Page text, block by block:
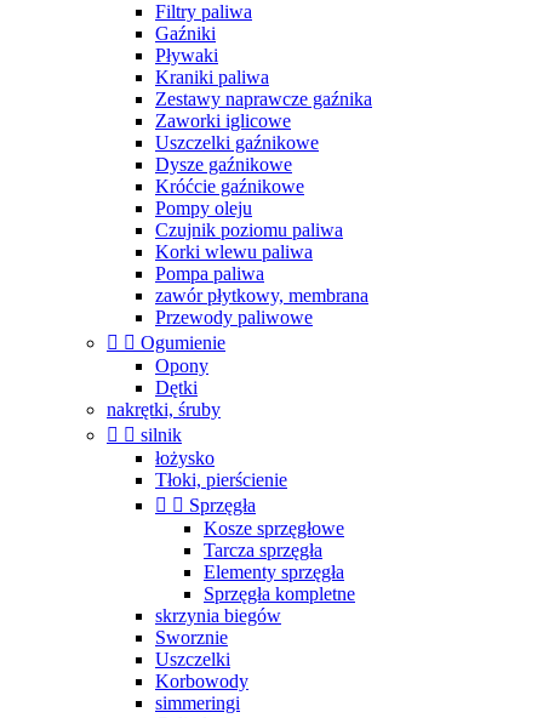
Filtry paliwa
Gaźniki
Pływaki
Kraniki paliwa
Zestawy naprawcze gaźnika
Zaworki iglicowe
Uszczelki gaźnikowe
Dysze gaźnikowe
Króćcie gaźnikowe
Pompy oleju
Czujnik poziomu paliwa
Korki wlewu paliwa
Pompa paliwa
zawór płytkowy, membrana
Przewody paliwowe
  Ogumienie
Opony
Dętki
nakrętki, śruby
  silnik
łożysko
Tłoki, pierścienie
  Sprzęgła
Kosze sprzęgłowe
Tarcza sprzęgła
Elementy sprzęgła
Sprzęgła kompletne
skrzynia biegów
Sworznie
Uszczelki
Korbowody
simmeringi